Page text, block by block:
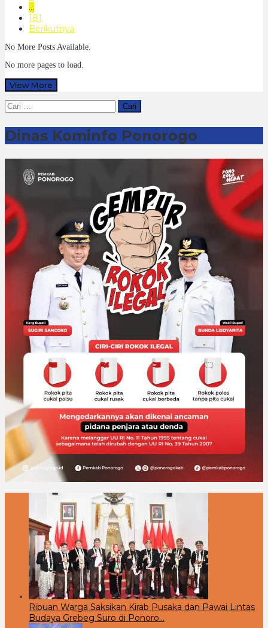
…
181
Berikutnya
No More Posts Available.
No more pages to load.
View More
Cari
untuk:
Dinas Kominfo Ponorogo
Ribuan Warga Saksikan Kirab Pusaka dan Pawai Lintas
Budaya Grebeg Suro di Ponoro…